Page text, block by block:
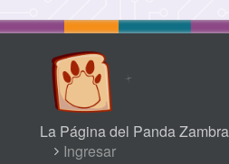
La Página del Panda
USERIngresar